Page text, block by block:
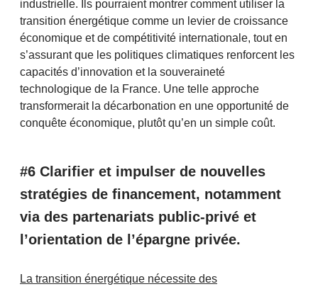
industrielle. Ils pourraient montrer comment utiliser la
transition énergétique comme un levier de croissance
économique et de compétitivité internationale, tout en
s’assurant que les politiques climatiques renforcent les
capacités d’innovation et la souveraineté
technologique de la France. Une telle approche
transformerait la décarbonation en une opportunité de
conquête économique, plutôt qu’en un simple coût.
#6 Clarifier et impulser de nouvelles
stratégies de financement, notamment
via des partenariats public-privé et
l’orientation de l’épargne privée.
La transition énergétique nécessite des